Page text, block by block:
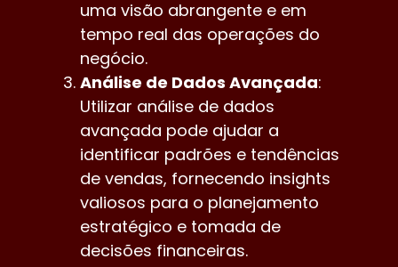
uma visão abrangente e em
tempo real das operações do
negócio.
Análise de Dados Avançada:
Utilizar análise de dados
avançada pode ajudar a
identificar padrões e tendências
de vendas, fornecendo insights
valiosos para o planejamento
estratégico e tomada de
decisões financeiras.